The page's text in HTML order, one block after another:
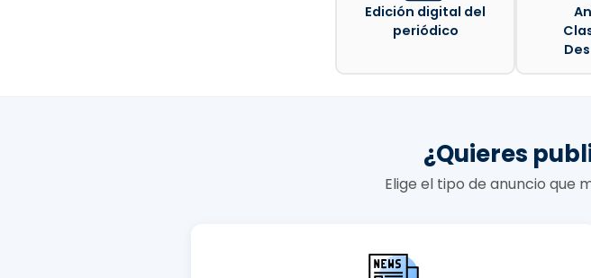
Edición digital del
periódico
¿Quieres
Elige el tipo de anuncio que